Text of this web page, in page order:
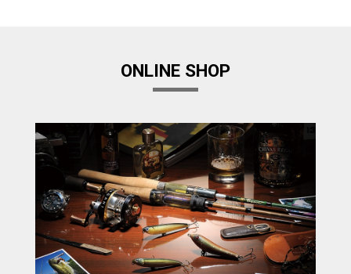
ONLINE SHOP